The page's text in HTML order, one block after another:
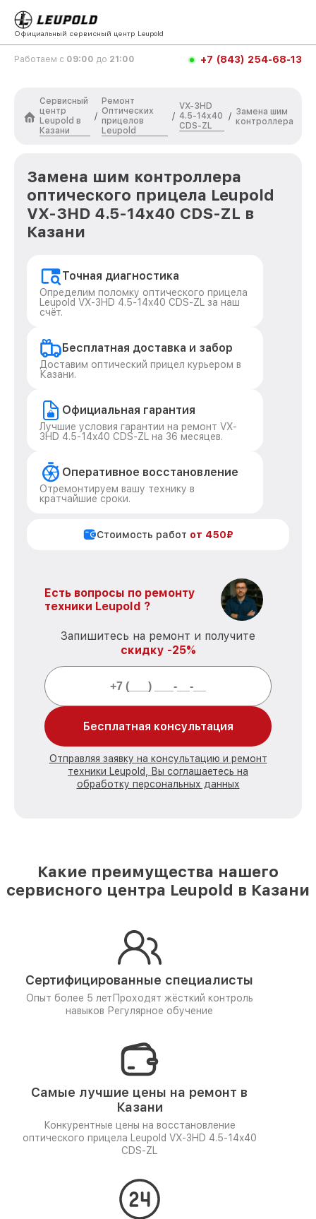
Официальный сервисный центр Leupold
Работаем с 09:00 до 21:00 +7 (843) 254-68-13
Сервисный
центр
Leupold в
Казани
/
Ремонт
Оптических
прицелов
Leupold
/
VX-3HD
4.5-14x40
CDS-ZL
/ Замена шим
контроллера
Замена шим контроллера
оптического прицела Leupold
VX-3HD 4.5-14x40 CDS-ZL в
Казани
Точная диагностика
Определим поломку оптического прицела
Leupold VX-3HD 4.5-14x40 CDS-ZL за наш
счёт.
Бесплатная доставка и забор
Доставим оптический прицел курьером в
Казани.
Официальная гарантия
Лучшие условия гарантии на ремонт VX-
3HD 4.5-14x40 CDS-ZL на 36 месяцев.
Оперативное восстановление
Отремонтируем вашу технику в
кратчайшие сроки.
Стоимость работ от 450₽
Есть вопросы по ремонту
техники Leupold ?
Запишитесь на ремонт и получите
скидку -25%
Бесплатная консультация
Отправляя заявку на консультацию и ремонт
техники Leupold, Вы соглашаетесь на
обработку персональных данных
Какие преимущества нашего
сервисного центра Leupold в Казани
Сертифицированные специалисты
Опыт более 5 лет Проходят жёсткий контроль
навыков Регулярное обучение
Самые лучшие цены на ремонт в
Казани
Конкурентные цены на восстановление
оптического прицела Leupold VX-3HD 4.5-14x40
CDS-ZL